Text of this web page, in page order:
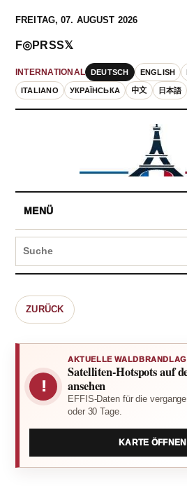
FREITAG, 07. AUGUST 2026
INTERNATIONAL DEUTSCH ENGLISH
ITALIANO УКРАЇНСЬКА 中文 日本語
F◎PRSS𝕏
MENÜ
ZURÜCK
!
AKTUELLE
Satelliten-Hotspots auf
ansehen
EFFIS-Daten für die
oder 30 Tage.
KARTE